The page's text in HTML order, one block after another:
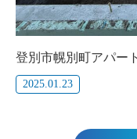
登別市幌別町アパー
2025.01.23